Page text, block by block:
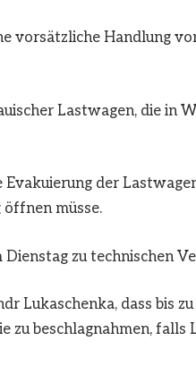
vorsätzliche Handlung
Lastwagen, die in
der
müsse.
zu technischen
Lukaschenka, dass bis zu
zu beschlagnahmen, falls